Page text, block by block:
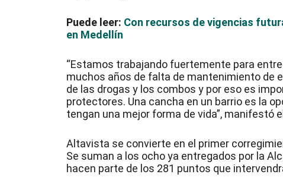
Puede leer: Con recursos de vigencias
en Medellín
“Estamos trabajando fuertemente para
muchos años de falta de mantenimiento de
de las drogas y los combos y por eso es
protectores. Una cancha en un barrio es la
tengan una mejor forma de vida”, manifestó
Altavista se convierte en el primer
Se suman a los ocho ya entregados por la
hacen parte de los 281 puntos que